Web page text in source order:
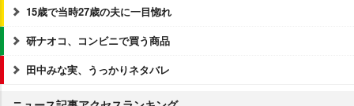
15歳で当時27歳の夫に一目惚れ
研ナオコ、コンビニで買う商品
田中みな実、うっかりネタバレ